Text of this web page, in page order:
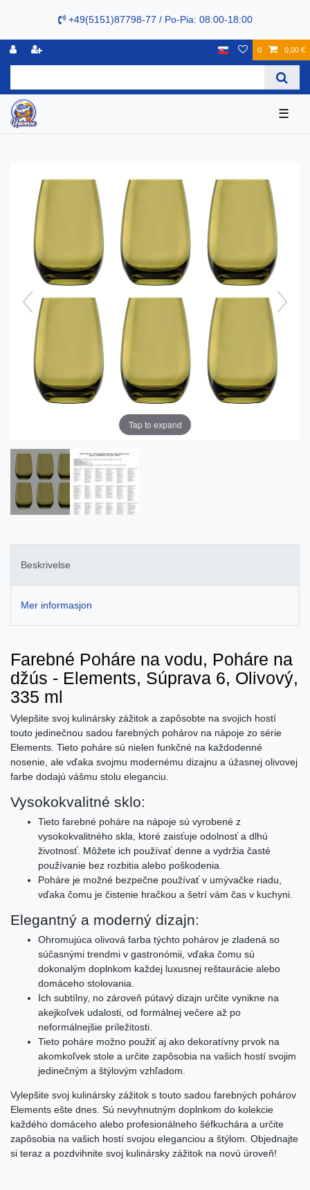
+49(5151)87798-77 / Po-Pia: 08:00-18:00
0 0,00 €
☰
Tap to expand
Beskrivelse
Mer informasjon
Farebné Poháre na vodu, Poháre na
džús - Elements, Súprava 6, Olivový,
335 ml
Vylepšite svoj kulinársky zážitok a zapôsobte na svojich hostí
touto jedinečnou sadou farebných pohárov na nápoje zo série
Elements. Tieto poháre sú nielen funkčné na každodenné
nosenie, ale vďaka svojmu modernému dizajnu a úžasnej olivovej
farbe dodajú vášmu stolu eleganciu.
Vysokokvalitné sklo:
Tieto farebné poháre na nápoje sú vyrobené z
vysokokvalitného skla, ktoré zaisťuje odolnosť a dlhú
životnosť. Môžete ich používať denne a vydržia časté
používanie bez rozbitia alebo poškodenia.
Poháre je možné bezpečne používať v umývačke riadu,
vďaka čomu je čistenie hračkou a šetrí vám čas v kuchyni.
Elegantný a moderný dizajn:
Ohromujúca olivová farba týchto pohárov je zladená so
súčasnými trendmi v gastronómii, vďaka čomu sú
dokonalým doplnkom každej luxusnej reštaurácie alebo
domáceho stolovania.
Ich subtílny, no zároveň pútavý dizajn určite vynikne na
akejkoľvek udalosti, od formálnej večere až po
neformálnejšie príležitosti.
Tieto poháre možno použiť aj ako dekoratívny prvok na
akomkoľvek stole a určite zapôsobia na vašich hostí svojim
jedinečným a štýlovým vzhľadom.
Vylepšite svoj kulinársky zážitok s touto sadou farebných pohárov
Elements ešte dnes. Sú nevyhnutným doplnkom do kolekcie
každého domáceho alebo profesionálneho šéfkuchára a určite
zapôsobia na vašich hostí svojou eleganciou a štýlom. Objednajte
si teraz a pozdvihnite svoj kulinársky zážitok na novú úroveň!